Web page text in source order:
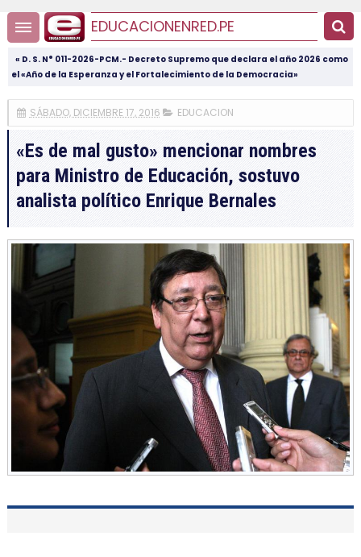
EDUCACIONENRED.PE
« D. S. N° 011-2026-PCM.- Decreto Supremo que declara el año 2026 como
el «Año de la Esperanza y el Fortalecimiento de la Democracia»
SÁBADO, DICIEMBRE 17, 2016 EDUCACION
«Es de mal gusto» mencionar nombres
para Ministro de Educación, sostuvo
analista político Enrique Bernales